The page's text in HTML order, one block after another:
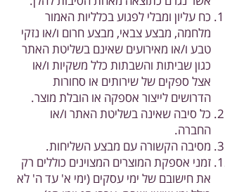
כח עליון ומבלי לפגוע בכלליות האמור
מלחמה, מבצע צבאי, מבצע חרום ו/או נזקי
טבע ו/או מאירועים שאינם בשליטת האתר
כגון שביתות והשבתות כלל משקיות ו/או
אצל ספקים של שירותים או סחורות
הדרושים לייצור אספקה או הובלת מוצר.
כל סיבה שאינה בשליטת האתר ו/או
החברה.
מסיבה הקשורה עם מבצע השליחות.
זמני אספקת המוצרים המצוינים כוללים רק
את חישובם של ימי עסקים (ימי א' עד ה' לא